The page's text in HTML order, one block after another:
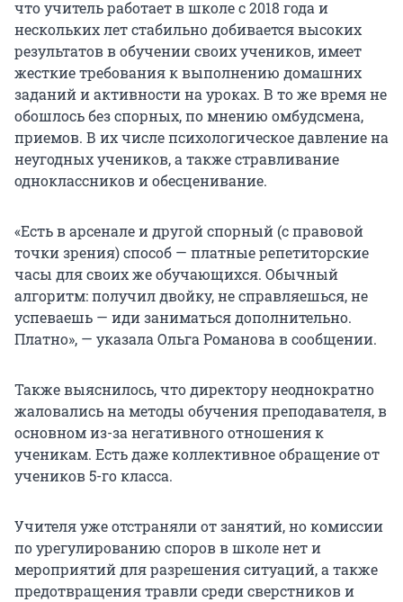
что учитель работает в школе с 2018 года и
нескольких лет стабильно добивается высоких
результатов в обучении своих учеников, имеет
жесткие требования к выполнению домашних
заданий и активности на уроках. В то же время не
обошлось без спорных, по мнению омбудсмена,
приемов. В их числе психологическое давление на
неугодных учеников, а также стравливание
одноклассников и обесценивание.
«Есть в арсенале и другой спорный (с правовой
точки зрения) способ — платные репетиторские
часы для своих же обучающихся. Обычный
алгоритм: получил двойку, не справляешься, не
успеваешь — иди заниматься дополнительно.
Платно», — указала Ольга Романова в сообщении.
Также выяснилось, что директору неоднократно
жаловались на методы обучения преподавателя, в
основном из-за негативного отношения к
ученикам. Есть даже коллективное обращение от
учеников 5-го класса.
Учителя уже отстраняли от занятий, но комиссии
по урегулированию споров в школе нет и
мероприятий для разрешения ситуаций, а также
предотвращения травли среди сверстников и